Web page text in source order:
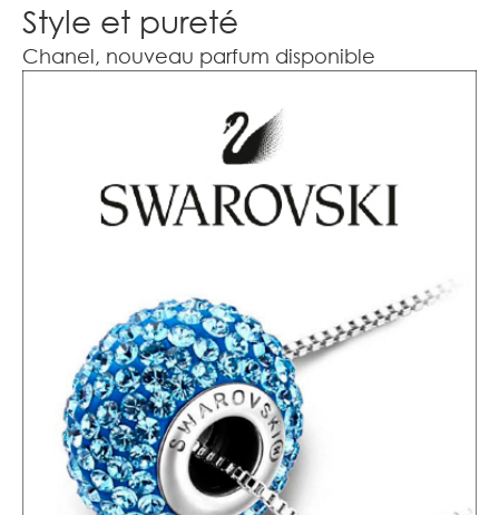
Style et pureté
Chanel, nouveau parfum disponible